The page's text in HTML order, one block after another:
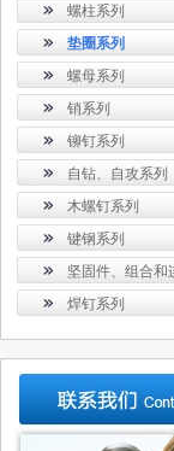
螺柱系列
垫圈系列
螺母系列
销系列
铆钉系列
自钻、自攻系列
木螺钉系列
键钢系列
坚固件、组合和
焊钉系列